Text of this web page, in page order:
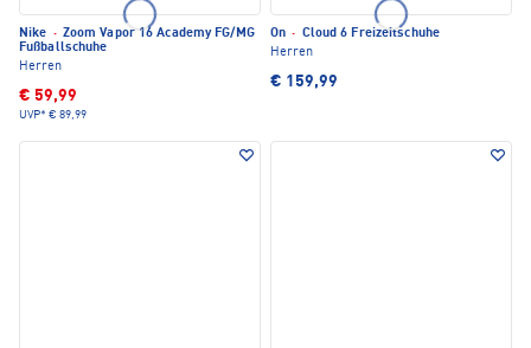
Nike · Zoom Vapor 16 Academy FG/MG
Fußballschuhe
Herren
€ 59,99
UVP* € 89,99
On · Cloud 6 Freizeitschuhe
Herren
€ 159,99